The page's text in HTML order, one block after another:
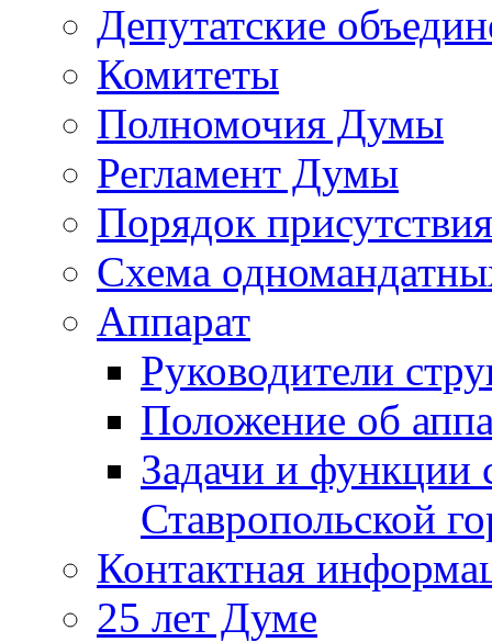
Депутатские
Комитеты
Полномочия Думы
Регламент Думы
Порядок
Схема
Аппарат
Руководители
Положение об
Задачи и функции
Ставропольской
Контактная
25 лет Думе